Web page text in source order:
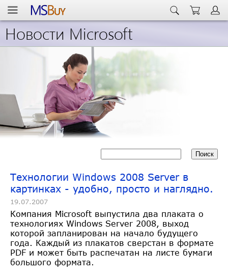
Новости Microsoft
Технологии Windows 2008 Server в
картинках - удобно, просто и наглядно.
19.07.2007
Компания Microsoft выпустила два плаката о
технологиях Windows Server 2008, выход
которой запланирован на начало будущего
года. Каждый из плакатов сверстан в формате
PDF и может быть распечатан на листе бумаги
большого формата.